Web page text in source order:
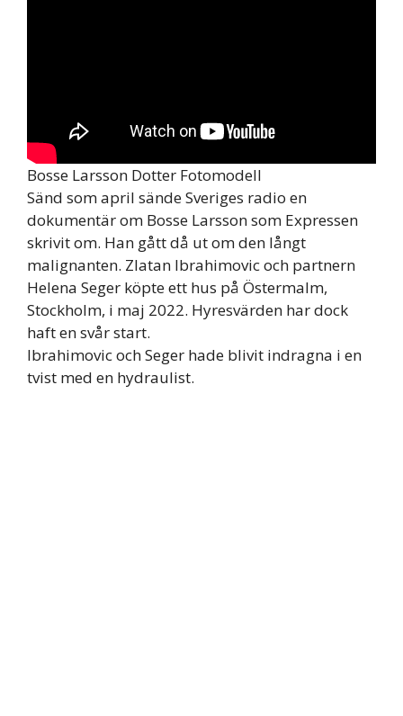
Bosse Larsson Dotter Fotomodell
Sänd som april sände Sveriges radio en
dokumentär om Bosse Larsson som Expressen
skrivit om. Han gått då ut om den långt
malignanten. Zlatan Ibrahimovic och partnern
Helena Seger köpte ett hus på Östermalm,
Stockholm, i maj 2022. Hyresvärden har dock
haft en svår start.
Ibrahimovic och Seger hade blivit indragna i en
tvist med en hydraulist.